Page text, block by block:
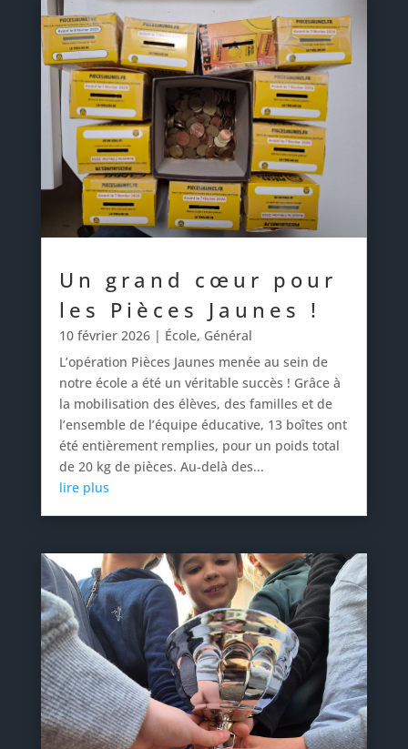
Un grand cœur pour
les Pièces Jaunes !
10 février 2026| École, Général
L’opération Pièces Jaunes menée au sein de
notre école a été un véritable succès ! Grâce à
la mobilisation des élèves, des familles et de
l’ensemble de l’équipe éducative, 13 boîtes ont
été entièrement remplies, pour un poids total
de 20 kg de pièces. Au-delà des...
lire plus